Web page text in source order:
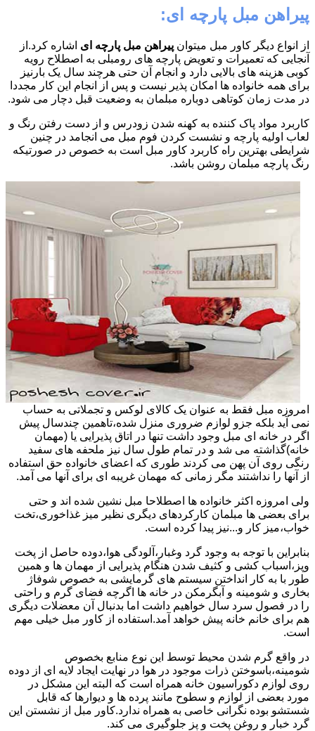
پیراهن مبل پارچه ای:
از انواع دیگر کاور مبل میتوان پیراهن مبل پارچه ای اشاره کرد.از
آنجایی که تعمیرات و تعویض پارچه های رومبلی به اصطلاح رویه
کوبی هزینه های بالایی دارد و انجام آن حتی هرچند سال یک بارنیز
برای همه خانواده ها امکان پذیر نیست و پس از انجام این کار مجددا
در مدت زمان کوتاهی دوباره مبلمان به وضعیت قبل دچار می شود.
کاربرد مواد پاک کننده به کهنه شدن زودرس و از دست رفتن رنگ و
لعاب اولیه پارچه و نشست کردن فوم مبل می انجامد در چنین
شرایطی بهترین راه کاربرد کاور مبل است به خصوص در صورتیکه
رنگ پارچه مبلمان روشن باشد.
امروزه مبل فقط به عنوان یک کالای لوکس و تجملاتی به حساب
نمی آید بلکه جزو لوازم ضروری منزل شده،تاهمین چندسال پیش
اگر در خانه ای مبل وجود داشت تنها در اتاق پذیرایی یا (مهمان
خانه)گذاشته می شد و در تمام طول سال نیز ملحفه های سفید
رنگی روی آن پهن می کردند طوری که اعضای خانواده حق استفاده
از آنها را نداشتند مگر زمانی که مهمان غریبه ای برای آنها می آمد.
ولی امروزه اکثر خانواده ها اصطلاحا مبل نشین شده اند و حتی
برای بعضی ها مبلمان کارکردهای دیگری نظیر میز غذاخوری،تخت
خواب،میز کار و...نیز پیدا کرده است.
بنابراین با توجه به وجود گرد وغبار،آلودگی هوا،دوده حاصل از پخت
وپز،اسباب کشی و کثیف شدن هنگام پذیرایی از مهمان ها و همین
طور با به کار انداختن سیستم های گرمایشی به خصوص شوفاژ
بخاری و شومینه و آبگرمکن در خانه ها اگرچه فضای گرم و راحتی
را در فصول سرد سال خواهیم داشت اما بدنبال آن معضلات دیگری
هم برای خانم خانه پیش خواهد آمد.استفاده از کاور مبل خیلی مهم
است.
در واقع گرم شدن محیط توسط این نوع منابع بخصوص
شومینه،باسوختن ذرات موجود در هوا در نهایت ایجاد لایه ای از دوده
روی لوازم دکوراسیون خانه همراه است که البته این مشکل در
مورد بعضی از لوازم و سطوح مانند پرده ها و دیوارها که قابل
شستشو بوده نگرانی خاصی به همراه ندارد.کاور مبل از نشستن این
گرد خبار و روغن پخت و پز جلوگیری می کند.